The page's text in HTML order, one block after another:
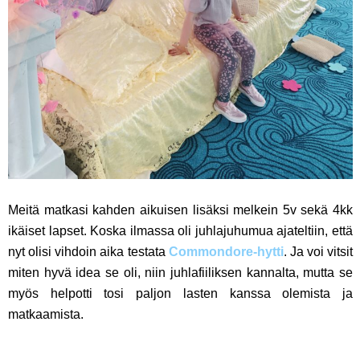
Meitä matkasi kahden aikuisen lisäksi melkein 5v sekä 4kk
ikäiset lapset. Koska ilmassa oli juhlajuhumua ajateltiin, että
nyt olisi vihdoin aika testata Commondore-hytti. Ja voi vitsit
miten hyvä idea se oli, niin juhlafiiliksen kannalta, mutta se
myös helpotti tosi paljon lasten kanssa olemista ja
matkaamista.